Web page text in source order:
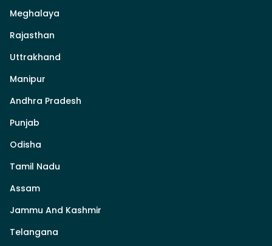
Meghalaya
Rajasthan
Uttrakhand
Manipur
Andhra Pradesh
Punjab
Odisha
Tamil Nadu
Assam
Jammu And Kashmir
Telangana